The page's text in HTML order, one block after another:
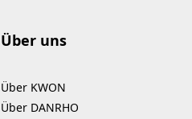
Über uns
Über KWON
Über DANRHO